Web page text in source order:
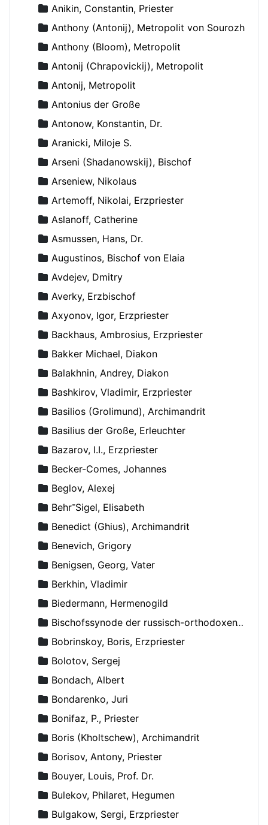
Anikin, Constantin, Priester
Anthony (Antonij), Metropolit von Sourozh
Anthony (Bloom), Metropolit
Antonij (Chrapovickij), Metropolit
Antonij, Metropolit
Antonius der Große
Antonow, Konstantin, Dr.
Aranicki, Miloje S.
Arseni (Shadanowskij), Bischof
Arseniew, Nikolaus
Artemoff, Nikolai, Erzpriester
Aslanoff, Catherine
Asmussen, Hans, Dr.
Augustinos, Bischof von Elaia
Avdejev, Dmitry
Averky, Erzbischof
Axyonov, Igor, Erzpriester
Backhaus, Ambrosius, Erzpriester
Bakker Michael, Diakon
Balakhnin, Andrey, Diakon
Bashkirov, Vladimir, Erzpriester
Basilios (Grolimund), Archimandrit
Basilius der Große, Erleuchter
Bazarov, I.I., Erzpriester
Becker-Comes, Johannes
Beglov, Alexej
Behr־Sigel, Elisabeth
Benedict (Ghius), Archimandrit
Benevich, Grigory
Benigsen, Georg, Vater
Berkhin, Vladimir
Biedermann, Hermenogild
Bischofssynode der russisch-orthodoxen Kirche
Bobrinskoy, Boris, Erzpriester
Bolotov, Sergej
Bondach, Albert
Bondarenko, Juri
Bonifaz, P., Priester
Boris (Kholtschew), Archimandrit
Borisov, Antony, Priester
Bouyer, Louis, Prof. Dr.
Bulekov, Philaret, Hegumen
Bulgakow, Sergi, Erzpriester